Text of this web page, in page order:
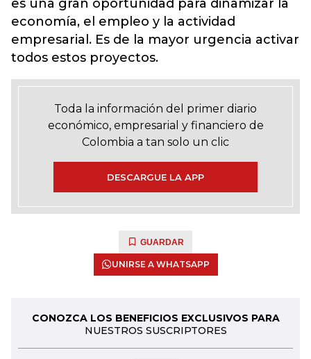
es una gran oportunidad para dinamizar la
economía, el empleo y la actividad
empresarial. Es de la mayor urgencia activar
todos estos proyectos.
Toda la información del primer diario
económico, empresarial y financiero de
Colombia a tan solo un clic
DESCARGUE LA APP
GUARDAR
UNIRSE A WHATSAPP
CONOZCA LOS BENEFICIOS EXCLUSIVOS PARA
NUESTROS SUSCRIPTORES